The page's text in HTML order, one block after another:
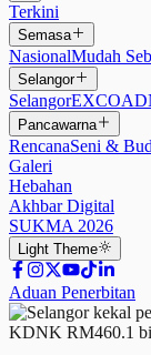
Terkini
Semasa
NasionalMudah
Selangor
SelangorEXCO
Pancawarna
RencanaSeni &
Galeri
Hebahan
Akhbar Digital
SUKMA 2026
Light Theme
Aduan Penerbitan